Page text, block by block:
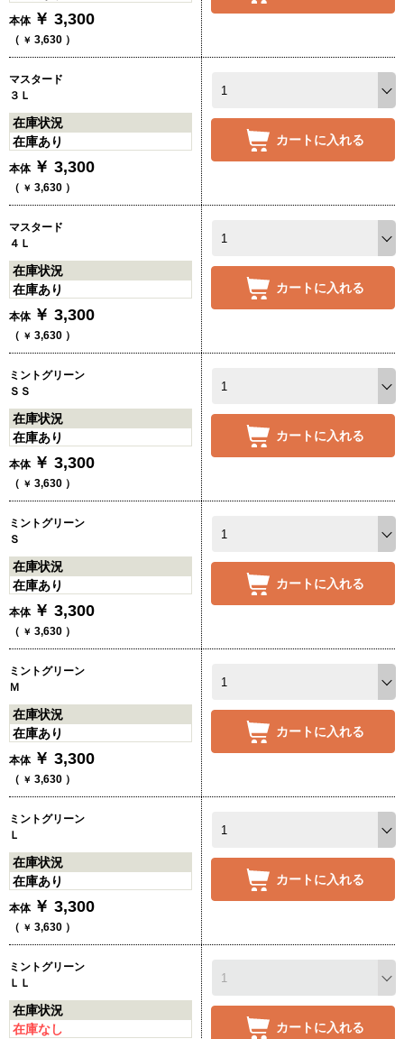
本体 ￥ 3,300
（ ￥ 3,630 ）
マスタード
３Ｌ
在庫状況
在庫あり
本体 ￥ 3,300
（ ￥ 3,630 ）
カートに入れる
マスタード
４Ｌ
在庫状況
在庫あり
本体 ￥ 3,300
（ ￥ 3,630 ）
カートに入れる
ミントグリーン
ＳＳ
在庫状況
在庫あり
本体 ￥ 3,300
（ ￥ 3,630 ）
カートに入れる
ミントグリーン
Ｓ
在庫状況
在庫あり
本体 ￥ 3,300
（ ￥ 3,630 ）
カートに入れる
ミントグリーン
Ｍ
在庫状況
在庫あり
本体 ￥ 3,300
（ ￥ 3,630 ）
カートに入れる
ミントグリーン
Ｌ
在庫状況
在庫あり
本体 ￥ 3,300
（ ￥ 3,630 ）
カートに入れる
ミントグリーン
ＬＬ
在庫状況
在庫なし
カートに入れる